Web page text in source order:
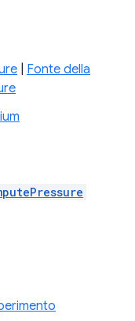
Fonte della